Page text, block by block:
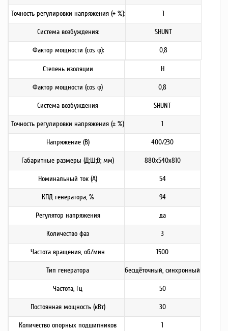
Точность регулировки напряжения (± %): 1
Система возбуждения: SHUNT
Фактор мощности (cos φ): 0,8
Степень изоляции H
Фактор мощности (cos φ) 0,8
Система возбуждения SHUNT
Точность регулировки напряжения (± %) 1
Напряжение (В) 400/230
Габаритные размеры (Д;Ш;В; мм) 880х540х810
Номинальный ток (А) 54
КПД генератора, % 94
Регулятор напряжения да
Количество фаз 3
Частота вращения, об/мин 1500
Тип генератора бесщёточный, синхронный
Частота, Гц 50
Постоянная мощность (кВт) 30
Количество опорных подшипников 1